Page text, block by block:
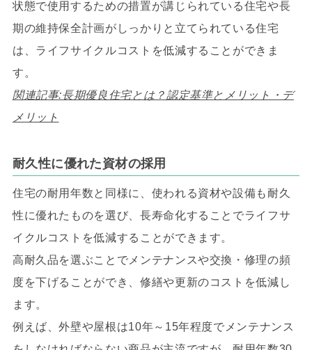
状態で使用するための措置が講じられている住宅や長
期の維持保全計画がしっかりと立てられている住宅
は、ライフサイクルコストを低減することができま
す。
関連記事:長期優良住宅とは？認定基準とメリット・デ
メリット
耐久性に優れた資材の採用
住宅の耐用年数と同様に、使われる資材や設備も耐久
性に優れたものを選び、長寿命化することでライフサ
イクルコストを低減することができます。
高耐久品を選ぶことでメンテナンスや交換・修理の頻
度を下げることができ、修繕や更新のコストを低減し
ます。
例えば、外壁や屋根は10年～15年程度でメンテナンス